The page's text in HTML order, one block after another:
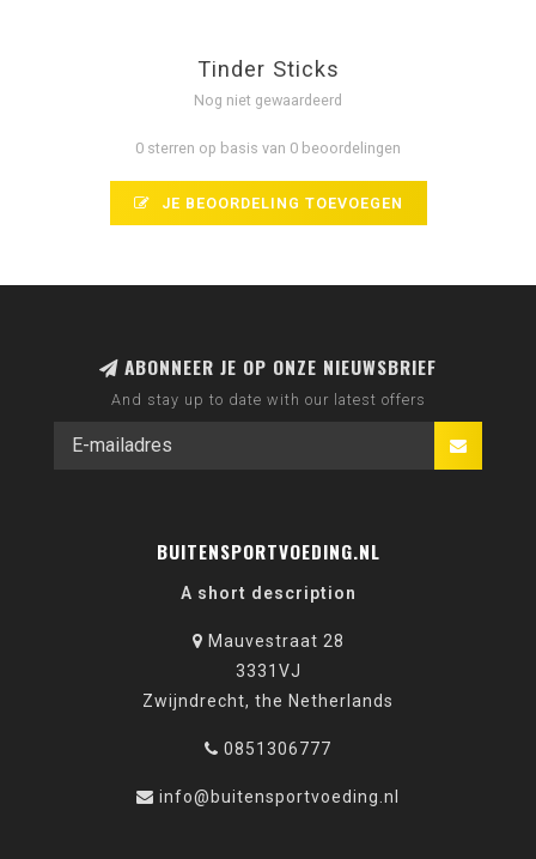
Tinder Sticks
Nog niet gewaardeerd
0 sterren op basis van 0 beoordelingen
JE BEOORDELING TOEVOEGEN
ABONNEER JE OP ONZE NIEUWSBRIEF
And stay up to date with our latest offers
BUITENSPORTVOEDING.NL
A short description
Mauvestraat 28
3331VJ
Zwijndrecht, the Netherlands
0851306777
info@buitensportvoeding.nl